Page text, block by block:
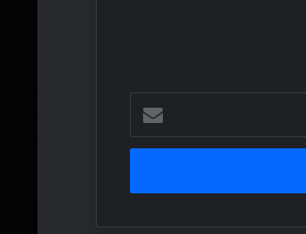
posta
adresinizi